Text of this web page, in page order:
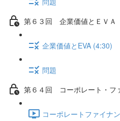
第６３回 企業価値とＥＶＡ
企業価値とEVA (4:30)
問題
第６４回 コーポレート・フ
コーポレートファイナ